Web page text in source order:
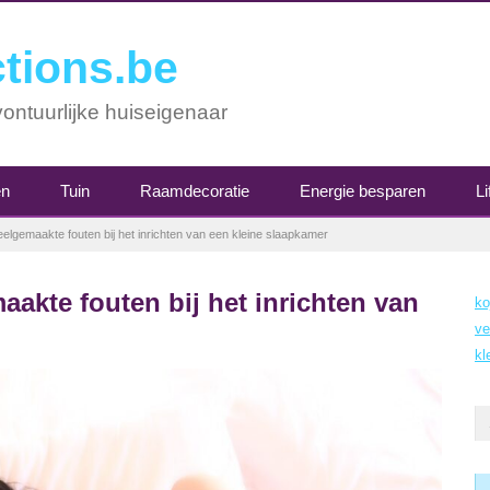
huiseigenaar
Tuin Raamdecoratie Energie besparen
fouten bij het inrichten van een kleine slaapkamer
fouten bij het inrichten van